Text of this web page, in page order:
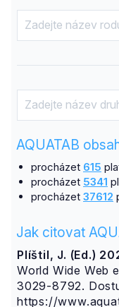
AQUATAB
procházet 615
procházet 5341
procházet 37612
Jak citovat
Plíštil, J. (Ed.)
World Wide Web
3029-8792.
https://